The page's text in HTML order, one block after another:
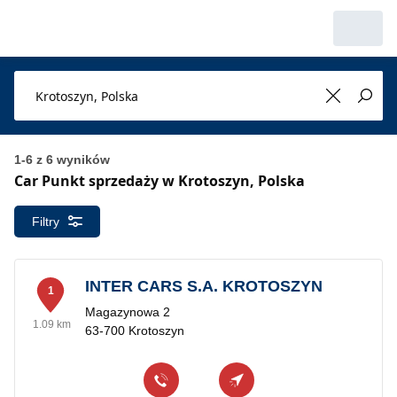
1-6 z 6 wyników
Car Punkt sprzedaży w Krotoszyn, Polska
Filtry
1
1.09 km
INTER CARS S.A. KROTOSZYN
Magazynowa 2
63-700 Krotoszyn